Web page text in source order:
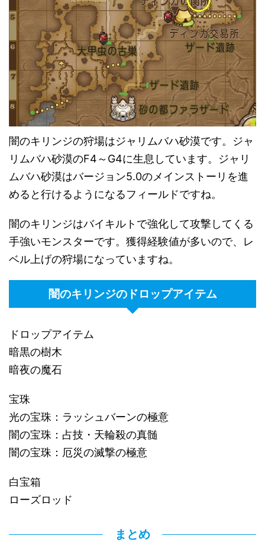
闇のキリンジの狩場はジャリムバハ砂漠です。ジャ
リムバハ砂漠のF4～G4に生息しています。ジャリ
ムバハ砂漠はバージョン5.0のメインストーリを進
めると行けるようになるフィールドですね。
闇のキリンジはバイキルトで強化して攻撃してくる
手強いモンスターです。獲得経験値が多いので、レ
ベル上げの狩場になっていますね。
闇のキリンジのドロップアイテム
ドロップアイテム
暗黒の樹木
暗夜の魔石
宝珠
光の宝珠：ラッシュバーンの極意
闇の宝珠：占技・天輪殺の真髄
闇の宝珠：厄災の滅撃の極意
白宝箱
ローズロッド
まとめ